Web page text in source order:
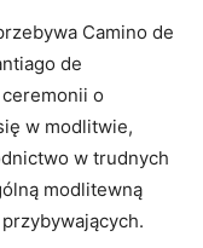
Camino de
de
o
w modlitwie,
w trudnych
modlitewną